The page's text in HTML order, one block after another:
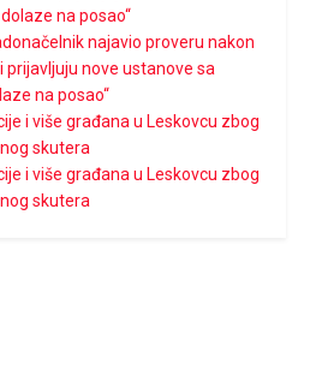
na posao“
najavio proveru nakon
prijavljuju nove ustanove sa
na posao“
i više građana u Leskovcu zbog
skutera
i više građana u Leskovcu zbog
skutera